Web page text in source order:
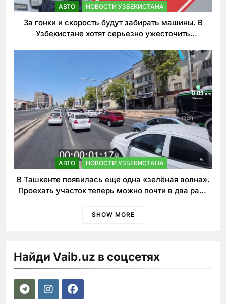
АВТО НОВОСТИ УЗБЕКИСТАНА
За гонки и скорость будут забирать машины. В
Узбекистане хотят серьезно ужесточить
АВТО НОВОСТИ УЗБЕКИСТАНА
В Ташкенте появилась еще одна «зелёная волна».
Проехать участок теперь можно почти в два раза
SHOW MORE
Найди Vaib.uz в соцсетях